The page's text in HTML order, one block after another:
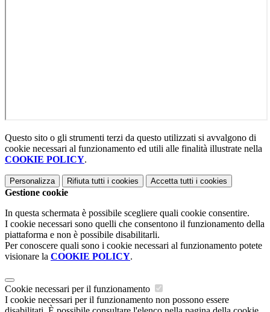
Questo sito o gli strumenti terzi da questo utilizzati si avvalgono di
cookie necessari al funzionamento ed utili alle finalità illustrate nella
COOKIE POLICY.
Personalizza Rifiuta tutti i cookies Accetta tutti i cookies
Gestione cookie
In questa schermata è possibile scegliere quali cookie consentire.
I cookie necessari sono quelli che consentono il funzionamento della
piattaforma e non è possibile disabilitarli.
Per conoscere quali sono i cookie necessari al funzionamento potete
visionare la COOKIE POLICY.
Cookie necessari per il funzionamento
I cookie necessari per il funzionamento non possono essere